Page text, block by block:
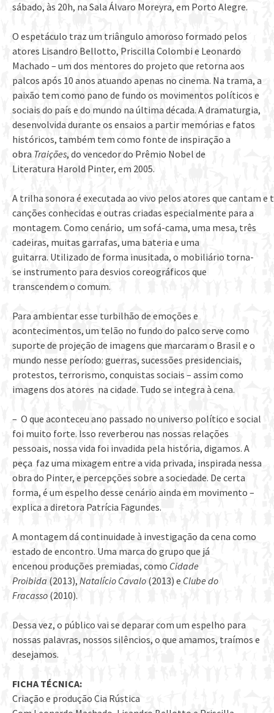
sábado, às 20h, na Sala Álvaro Moreyra, em Porto Alegre.
O espetáculo traz um triângulo amoroso formado pelos
atores Lisandro Bellotto, Priscilla Colombi e Leonardo
Machado – um dos mentores do projeto que retorna aos
palcos após 10 anos atuando apenas no cinema. Na trama, a
paixão tem como pano de fundo os movimentos políticos e
sociais do país e do mundo na última década. A dramaturgia,
desenvolvida durante os ensaios a partir memórias e fatos
históricos, também tem como fonte de inspiração a
obra Traições, do vencedor do Prêmio Nobel de
Literatura Harold Pinter, em 2005.
A trilha sonora é executada ao vivo pelos atores que cantam
canções conhecidas e outras criadas especialmente para a
montagem. Como cenário, um sofá-cama, uma mesa, três
cadeiras, muitas garrafas, uma bateria e uma
guitarra. Utilizado de forma inusitada, o mobiliário torna-
se instrumento para desvios coreográficos que
transcendem o comum.
Para ambientar esse turbilhão de emoções e
acontecimentos, um telão no fundo do palco serve como
suporte de projeção de imagens que marcaram o Brasil e o
mundo nesse período: guerras, sucessões presidenciais,
protestos, terrorismo, conquistas sociais – assim como
imagens dos atores na cidade. Tudo se integra à cena.
– O que aconteceu ano passado no universo político e social
foi muito forte. Isso reverberou nas nossas relações
pessoais, nossa vida foi invadida pela história, digamos. A
peça faz uma mixagem entre a vida privada, inspirada nessa
obra do Pinter, e percepções sobre a sociedade. De certa
forma, é um espelho desse cenário ainda em movimento –
explica a diretora Patrícia Fagundes.
A montagem dá continuidade à investigação da cena como
estado de encontro. Uma marca do grupo que já
encenou produções premiadas, como Cidade
Proibida (2013), Natalício Cavalo (2013) e Clube do
Fracasso (2010).
Dessa vez, o público vai se deparar com um espelho para
nossas palavras, nossos silêncios, o que amamos, traímos e
desejamos.
FICHA TÉCNICA:
Criação e produção Cia Rústica